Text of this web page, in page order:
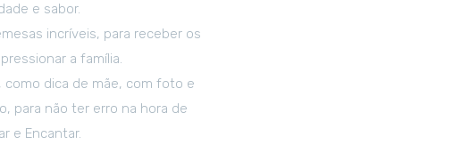
e sabor.
incríveis, para receber os
a família.
como dica de mãe, com foto e
para não ter erro na hora de
e Encantar.